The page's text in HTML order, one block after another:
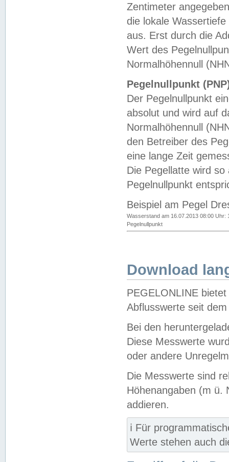
Zentimeter
die lokale
aus. Erst durch die
Wert des
Normalhöhennull
Pegelnullpunkt
Der Pegelnullpunkt
absolut und wird auf
Normalhöhennull
den Betreiber des
eine lange Zeit
Die Pegellatte wird
Pegelnullpunkt
Beispiel am Pegel
Wasserstand am 16.07.2013 08:00 Uhr:
Pegelnullpunkt
Download
PEGELONLINE
Abflusswerte seit
Bei den
Diese Messwerte
oder andere
Die Messwerte sind
Höhenangaben (m ü.
addieren.
ℹ️ Für
Werte stehen auch